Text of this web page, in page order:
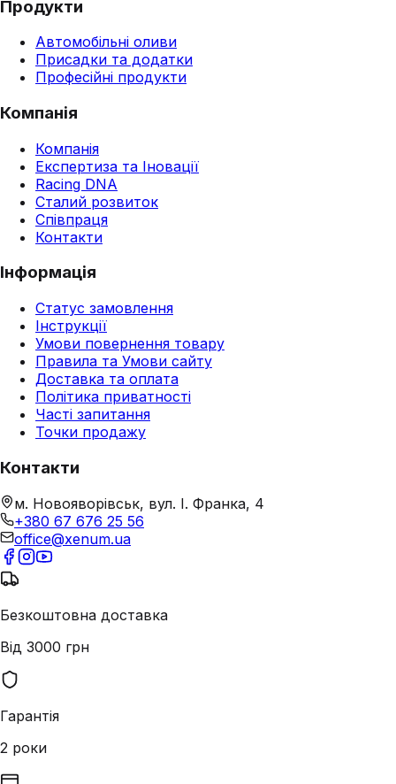
Продукти
Автомобільні оливи
Присадки та додатки
Професійні продукти
Компанія
Компанія
Експертиза та Іновації
Racing DNA
Сталий розвиток
Співпраця
Контакти
Інформація
Статус замовлення
Інструкції
Умови повернення товару
Правила та Умови сайту
Доставка та оплата
Політика приватності
Часті запитання
Точки продажу
Контакти
м. Новояворівськ, вул. І. Франка, 4
+380 67 676 25 56
office@xenum.ua
Безкоштовна доставка
Від 3000 грн
Гарантія
2 роки